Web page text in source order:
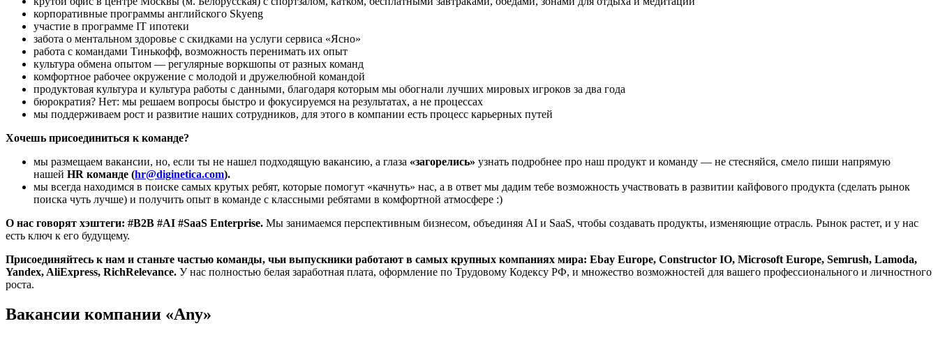
корпоративные программы английского Skyeng
участие в программе IT ипотеки
забота о ментальном здоровье с скидками на услуги сервиса «Ясно»
работа с командами Тинькофф, возможность перенимать их опыт
культура обмена опытом — регулярные воркшопы от разных команд
комфортное рабочее окружение с молодой и дружелюбной командой
продуктовая культура и культура работы с данными, благодаря которым мы обогнали лучших мировых игроков за два года
бюрократия? Нет: мы решаем вопросы быстро и фокусируемся на результатах, а не процессах
мы поддерживаем рост и развитие наших сотрудников, для этого в компании есть процесс карьерных путей
Хочешь присоединиться к команде?
мы размещаем вакансии, но, если ты не нашел подходящую вакансию, а глаза «загорелись» узнать подробнее про наш продукт и команду — не стесняйся, смело пиши напрямую
нашей HR команде (hr@diginetica.com).
мы всегда находимся в поиске самых крутых ребят, которые помогут «качнуть» нас, а в ответ мы дадим тебе возможность участвовать в развитии кайфового продукта (сделать рынок
поиска чуть лучше) и получить опыт в команде с классными ребятами в комфортной атмосфере :)
О нас говорят хэштеги: #B2B #AI #SaaS Enterprise. Мы занимаемся перспективным бизнесом, объединяя AI и SaaS, чтобы создавать продукты, изменяющие отрасль. Рынок растет, и у нас
есть ключ к его будущему.
Присоединяйтесь к нам и станьте частью команды, чьи выпускники работают в самых крупных компаниях мира: Ebay Europe, Constructor IO, Microsoft Europe, Semrush, Lamoda,
Yandex, AliExpress, RichRelevance. У нас полностью белая заработная плата, оформление по Трудовому Кодексу РФ, и множество возможностей для вашего профессионального и личностного
роста.
Вакансии компании «Any»